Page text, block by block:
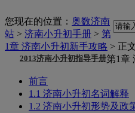
您现在的位置： 奥数济南
站 > 济南小升初手册 > 第
1章 济南小升初新手攻略 > 正
2013济南小升初指导手册第1章
前言
1.1 济南小升初名词解释
1.2 济南小升初形势及政